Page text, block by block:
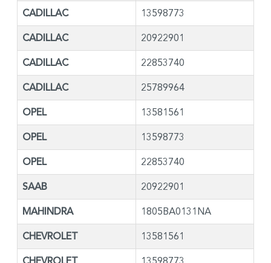
CADILLAC 13598773
CADILLAC 20922901
CADILLAC 22853740
CADILLAC 25789964
OPEL 13581561
OPEL 13598773
OPEL 22853740
SAAB 20922901
MAHINDRA 1805BA0131NA
CHEVROLET 13581561